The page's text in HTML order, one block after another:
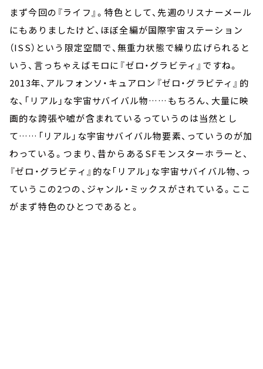
まず今回の『ライフ』。特色として、先週のリスナーメール
にもありましたけど、ほぼ全編が国際宇宙ステーション
（ISS）という限定空間で、無重力状態で繰り広げられると
いう、言っちゃえばモロに『ゼロ・グラビティ』ですね。
2013年、アルフォンソ・キュアロン『ゼロ・グラビティ』的
な、「リアル」な宇宙サバイバル物……もちろん、大量に映
画的な誇張や嘘が含まれているっていうのは当然とし
て……「リアル」な宇宙サバイバル物要素、っていうのが加
わっている。つまり、昔からあるSFモンスターホラーと、
『ゼロ・グラビティ』的な「リアル」な宇宙サバイバル物、っ
ていうこの2つの、ジャンル・ミックスがされている。ここ
がまず特色のひとつであると。